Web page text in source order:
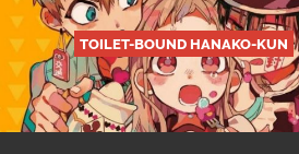
TOILET-BOUND HANAKO-KUN